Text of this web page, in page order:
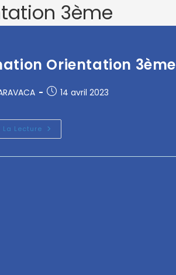
3ème
Orientation 3ème
14 avril 2023
Lecture